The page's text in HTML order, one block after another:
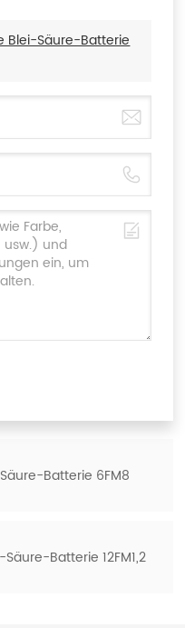
Blei-Säure-Batterie
Batterie 6FM8
Batterie 12FM1,2